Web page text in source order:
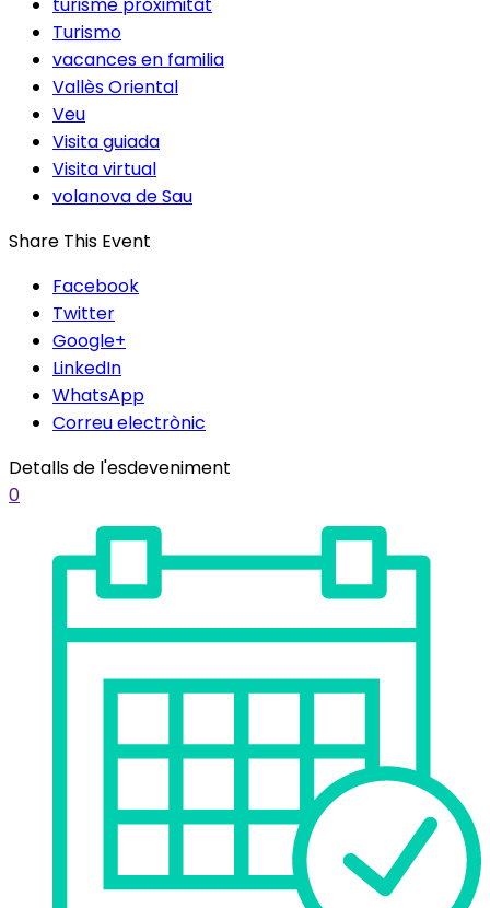
Turismo
vacances en familia
Vallès Oriental
Veu
Visita guiada
Visita virtual
volanova de Sau
Share This Event
Facebook
Twitter
Google+
LinkedIn
WhatsApp
Correu electrònic
Detalls de l'esdeveniment
0